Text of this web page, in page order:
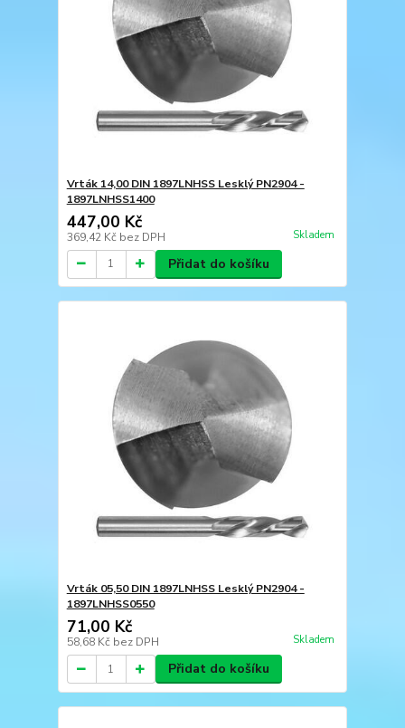
Vrták 14,00 DIN 1897LNHSS Lesklý PN2904 -
1897LNHSS1400
447,00 Kč
369,42 Kč bez DPH Skladem
Přidat do košíku
Vrták 05,50 DIN 1897LNHSS Lesklý PN2904 -
1897LNHSS0550
71,00 Kč
58,68 Kč bez DPH Skladem
Přidat do košíku